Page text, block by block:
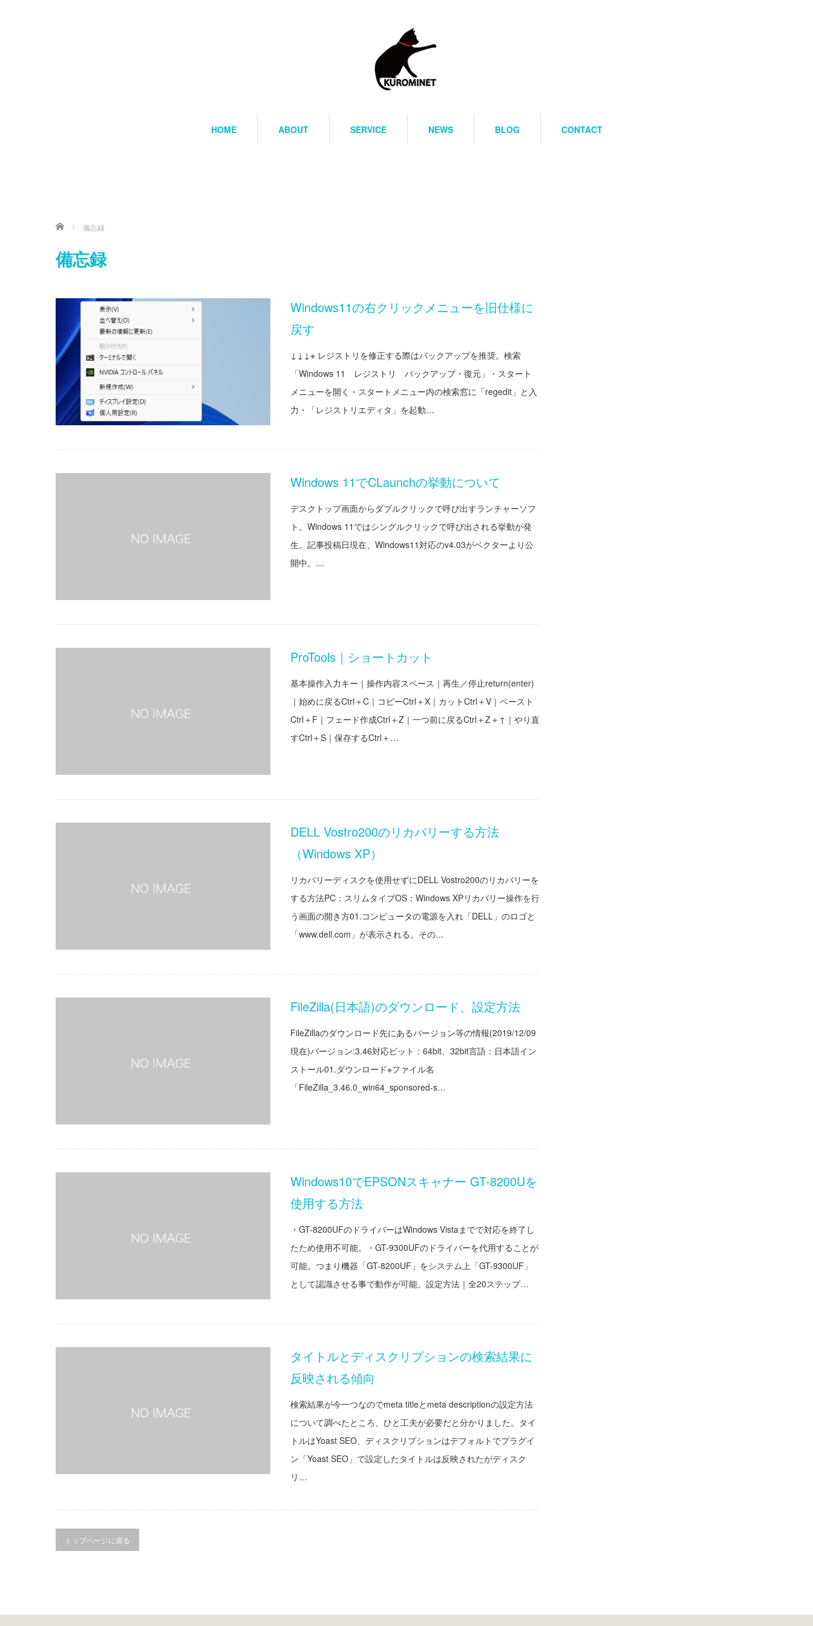
HOME ABOUT SERVICE NEWS BLOG CONTACT
ホーム 備忘録
備忘録
Windows11の右クリックメニューを旧仕様に
戻す
↓↓↓※ レジストリを修正する際はバックアップを推奨。検索
「Windows 11 レジストリ バックアップ・復元」・スタート
メニューを開く・スタートメニュー内の検索窓に「regedit」と入
力・「レジストリエディタ」を起動…
Windows 11でCLaunchの挙動について
デスクトップ画面からダブルクリックで呼び出すランチャーソフ
ト。Windows 11ではシングルクリックで呼び出される挙動が発
生。記事投稿日現在、Windows11対応のv4.03がベクターより公
開中。…
ProTools｜ショートカット
基本操作入力キー｜操作内容スペース｜再生／停止return(enter)
｜始めに戻るCtrl＋C｜コピーCtrl＋X｜カットCtrl＋V｜ペースト
Ctrl＋F｜フェード作成Ctrl＋Z｜一つ前に戻るCtrl＋Z＋↑｜やり直
すCtrl＋S｜保存するCtrl＋…
DELL Vostro200のリカバリーする方法
（Windows XP）
リカバリーディスクを使用せずにDELL Vostro200のリカバリーを
する方法PC：スリムタイプOS：Windows XPリカバリー操作を行
う画面の開き方01.コンピュータの電源を入れ「DELL」のロゴと
「www.dell.com」が表示される。その…
FileZilla(日本語)のダウンロード、設定方法
FileZillaのダウンロード先にあるバージョン等の情報(2019/12/09
現在)バージョン:3.46対応ビット：64bit、32bit言語：日本語イン
ストール01.ダウンロード※ファイル名
「FileZilla_3.46.0_win64_sponsored-s…
Windows10でEPSONスキャナー GT-8200Uを
使用する方法
・GT-8200UFのドライバーはWindows Vistaまでで対応を終了し
たため使用不可能。・GT-9300UFのドライバーを代用することが
可能。つまり機器「GT-8200UF」をシステム上「GT-9300UF」
として認識させる事で動作が可能。設定方法｜全20ステップ…
タイトルとディスクリプションの検索結果に
反映される傾向
検索結果が今一つなのでmeta titleとmeta descriptionの設定方法
について調べたところ、ひと工夫が必要だと分かりました。タイ
トルはYoast SEO、ディスクリプションはデフォルトでプラグイ
ン「Yoast SEO」で設定したタイトルは反映されたがディスク
リ…
トップページに戻る